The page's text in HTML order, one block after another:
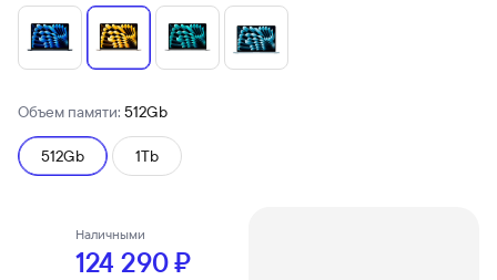
Объем памяти: 512Gb
512Gb 1Tb
Наличными
124 290 ₽